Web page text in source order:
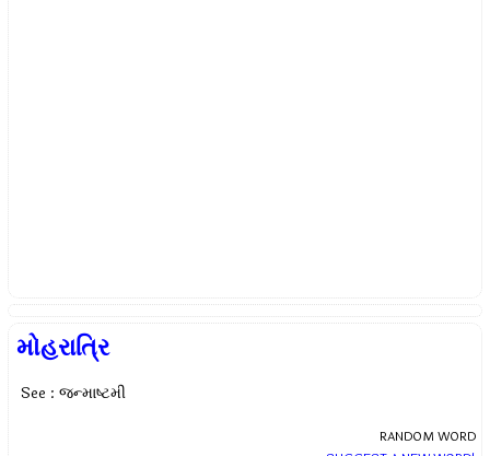
મોહરાત્રિ
See : જન્માષ્ટમી
RANDOM WORD